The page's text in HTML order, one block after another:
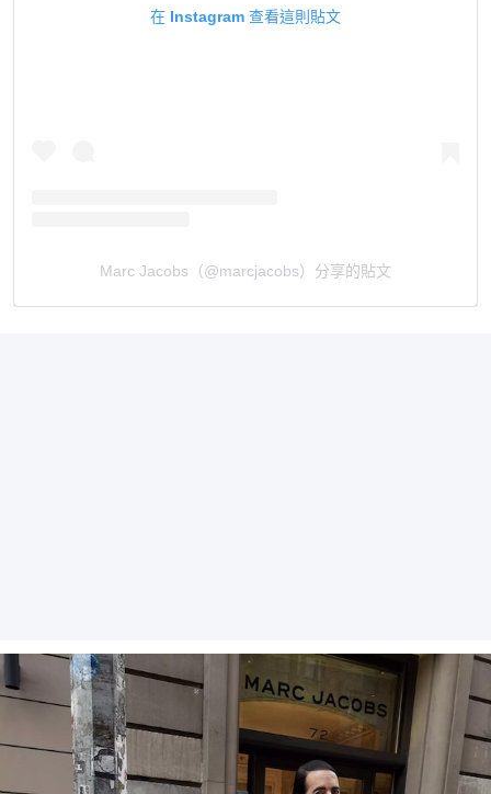
在 Instagram 查看這則貼文
Marc Jacobs（@marcjacobs）分享的貼文